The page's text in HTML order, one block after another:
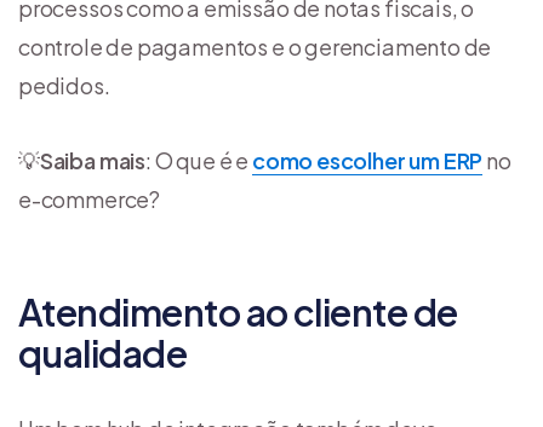
processos como a emissão de notas fiscais, o
controle de pagamentos e o gerenciamento de
pedidos.
💡Saiba mais: O que é e como escolher um ERP no
e-commerce?
Atendimento ao cliente de
qualidade